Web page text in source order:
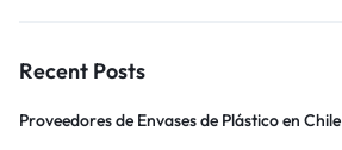
Recent Posts
Proveedores de Envases de Plástico en Chile